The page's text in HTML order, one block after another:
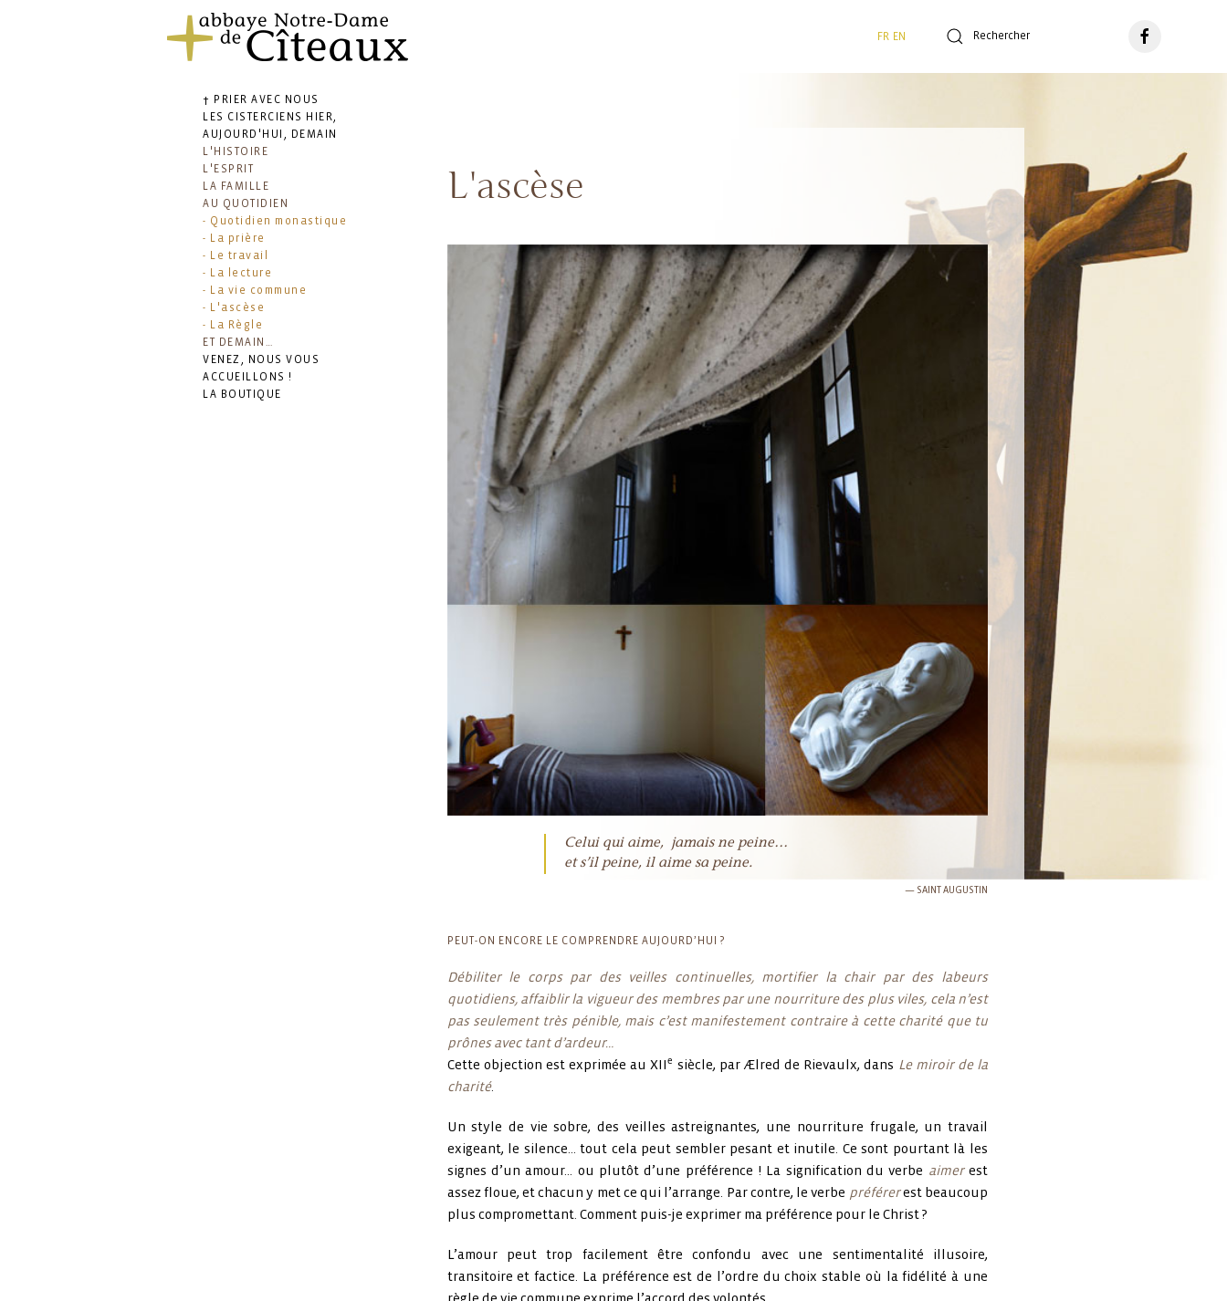
FR EN
L'ascèse
Celui qui aime, jamais ne peine…
et s’il peine, il aime sa peine.
SAINT AUGUSTIN
PEUT-ON ENCORE LE COMPRENDRE AUJOURD’HUI ?
Débiliter le corps par des veilles continuelles, mortifier la chair par des labeurs
quotidiens, affaiblir la vigueur des membres par une nourriture des plus viles, cela n’est
pas seulement très pénible, mais c’est manifestement contraire à cette charité que tu
prônes avec tant d’ardeur…
Cette objection est exprimée au XIIe siècle, par Ælred de Rievaulx, dans Le miroir de la
charité.
Un style de vie sobre, des veilles astreignantes, une nourriture frugale, un travail
exigeant, le silence… tout cela peut sembler pesant et inutile. Ce sont pourtant là
les
signes d’un amour… ou plutôt d’une préférence ! La signification du verbe aimerest
assez floue, et chacun y met ce qui l’arrange. Par contre, le verbe préférerest beaucoup
plus compromettant. Comment puis-je exprimer ma préférence pour le Christ ?
L’amour peut trop facilement être confondu avec une sentimentalité illusoire,
transitoire et factice. La préférence est de l’ordre du choix stable où la fidélité à une
† PRIER AVEC NOUS
LES CISTERCIENS HIER,
AUJOURD'HUI, DEMAIN
L'HISTOIRE
L'ESPRIT
LA FAMILLE
AU QUOTIDIEN
- Quotidien monastique
- La prière
- Le travail
- La lecture
- La vie commune
- L'ascèse
- La Règle
ET DEMAIN…
VENEZ, NOUS VOUS
ACCUEILLONS !
LA BOUTIQUE